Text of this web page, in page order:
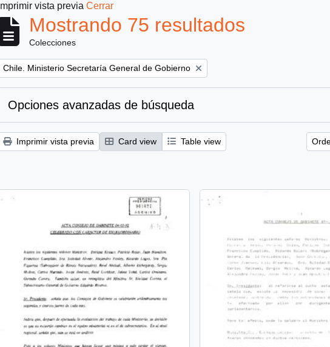
Imprimir vista previa Cerrar
Mostrando 75 resultados
Colecciones
Remove filter:
Chile. Ministerio Secretaría General de Gobierno
Opciones avanzadas de búsqueda
Imprimir vista previa Card view Table view